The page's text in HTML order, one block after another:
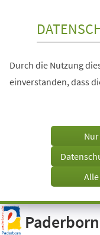
Visuelle
Assistenzsoftware
öffnen.
Durch die Nutzung
einverstanden, dass
Paderborn